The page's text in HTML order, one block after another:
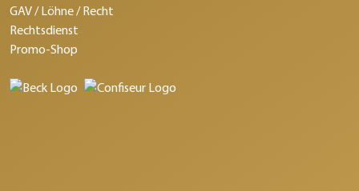
GAV / Löhne / Recht
Rechtsdienst
Promo-Shop